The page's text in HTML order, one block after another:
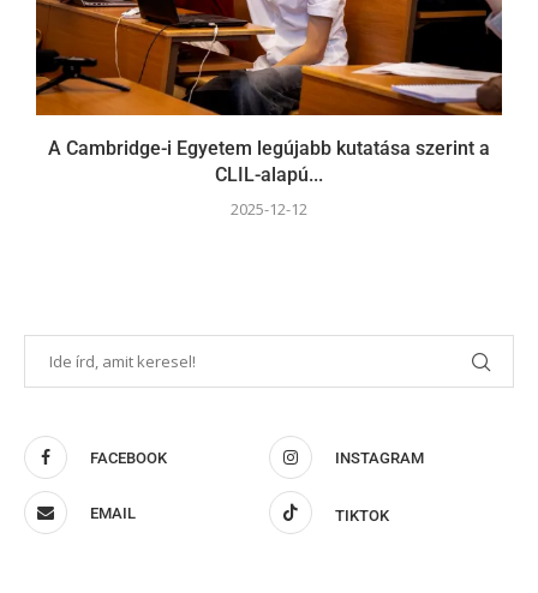
A Cambridge-i Egyetem legújabb kutatása szerint a
CLIL-alapú...
2025-12-12
FACEBOOK INSTAGRAM
EMAIL TIKTOK